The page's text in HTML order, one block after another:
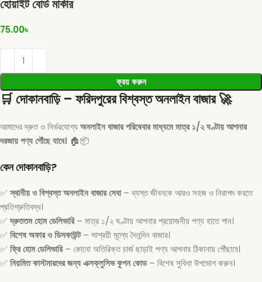
হোয়াইট বোর্ড মার্কার
75.00৳
ক্রয় করুন
🛒দোকানবাড়ি – ফরিদপুরের বিশ্বস্ত অনলাইন বাজার🚀
আমাদের দ্রুত ও নির্ভরযোগ্যঅনলাইন বাজার পরিষেবার মাধ্যমে মাত্র ১/২ ঘণ্টায় আপনার
দরজায় পণ্য পৌঁছে যাবে। 🏠📦
কেন দোকানবাড়ি?
✅স্থানীয় ও বিশ্বস্ত অনলাইন বাজার সেবা– ব্যস্ত জীবনকে আরও সহজ ও নিরাপদ করতে
প্রতিশ্রুতিবদ্ধ।
✅দ্রুততম হোম ডেলিভারি– মাত্র ১/২ ঘণ্টায় আপনার প্রয়োজনীয় পণ্য হাতে পান।
✅ বিশেষ অফার ও ডিসকাউন্ট– সাশ্রয়ী মূল্যে দৈনন্দিন বাজার।
✅ ফ্রি হোম ডেলিভারি– কোনো অতিরিক্ত চার্জ ছাড়াই পণ্য আপনার ঠিকানায় পৌঁছাবে।
✅ নিয়মিত কাস্টমারদের জন্য এক্সক্লুসিভ কুপন কোড– বিশেষ সুবিধা উপভোগ করুন।